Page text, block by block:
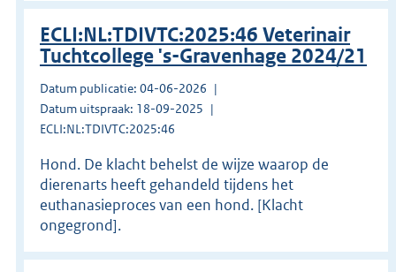
ECLI:NL:TDIVTC:2025:46 Veterinair
Tuchtcollege 's-Gravenhage 2024/21
Datum publicatie: 04-06-2026
Datum uitspraak: 18-09-2025
ECLI:NL:TDIVTC:2025:46
Hond. De klacht behelst de wijze waarop de
dierenarts heeft gehandeld tijdens het
euthanasieproces van een hond. [Klacht
ongegrond].